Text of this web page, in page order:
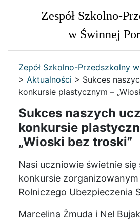
Zespół Szkolno-
w Świnnej
Zepół Szkolno-Przedszkolny
> Aktualności > Sukces
konkursie plastycznym –
Sukces naszych
konkursie
„Wioski bez troski”
Nasi uczniowie świetnie się
konkursie
Rolniczego Ubezpieczenia
Marcelina Żmuda i Nel